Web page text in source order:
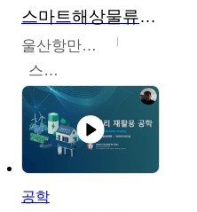
스마트해상물류관리사 교육과정2
울산항만공사
스마트해상물류관리사 교육위원회
공학